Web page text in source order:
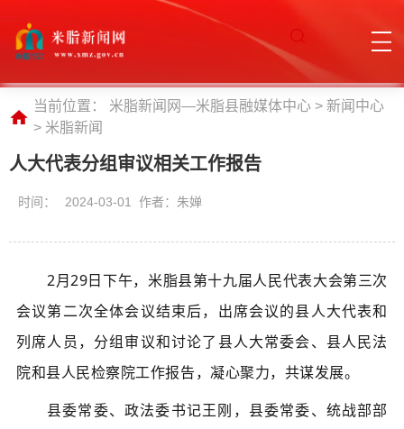
当前位置： 米脂新闻网—米脂县融媒体中心 > 新闻中心
> 米脂新闻
人大代表分组审议相关工作报告
时间： 2024-03-01 作者：朱婵
2月29日下午，米脂县第十九届人民代表大会第三次
会议第二次全体会议结束后，出席会议的县人大代表和
列席人员，分组审议和讨论了县人大常委会、县人民法
院和县人民检察院工作报告，凝心聚力，共谋发展。
县委常委、政法委书记王刚，县委常委、统战部部